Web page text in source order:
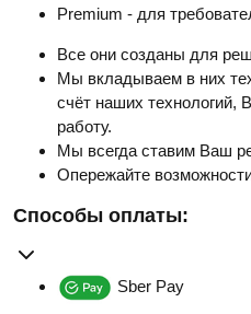
Premium - для
Все они созданы для
Мы вкладываем в них
счёт наших технологий,
работу.
Мы всегда ставим Ваш
Опережайте
Способы оплаты:
Sber Pay